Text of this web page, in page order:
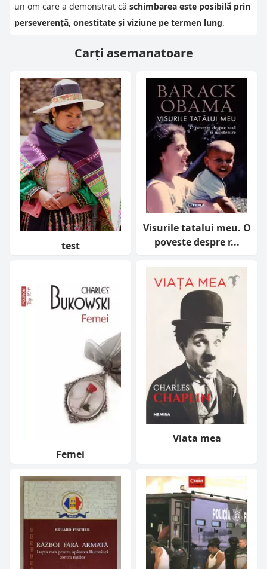
un om care a demonstrat că schimbarea este posibilă prin
perseverență, onestitate și viziune pe termen lung.
Carți asemanatoare
test
Visurile tatalui meu. O
poveste despre r...
Femei
Viata mea